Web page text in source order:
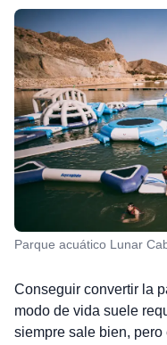
Parque acuático Lunar
Conseguir convertir la
modo de vida suele
siempre sale bien,